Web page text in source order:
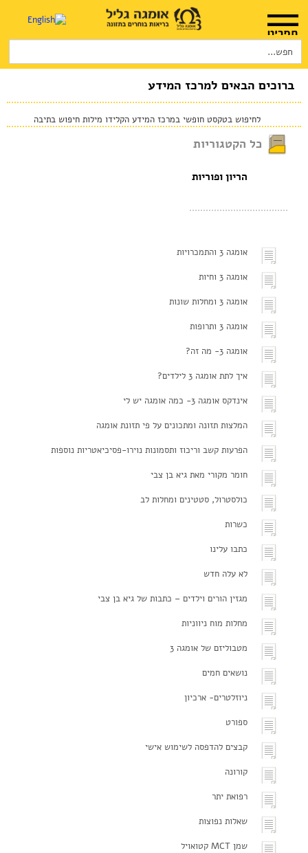
דף הבית
אודות
חנות
היכן להשיג
מרכז המידע
סדנאות והרצאות
צור קשר
הצהרת נגישות
Search
for:
ברוכים הבאים למרכז המידע
לחיפוש בטקסט חופשי במרכז המידע הקלידו מילות חיפוש בתיבה
כל הקטגוריות
הריון ופוריות
אומגה 3 והתמכרויות
אומגה 3 וחיות
אומגה 3 ומחלות שונות
אומגה 3 ותרופות
אומגה 3- מה זה?
איך לתת אומגה 3 לילדים?
אינדקס אומגה 3- כמה אומגה יש לי
המלצות תזונה ומתכונים על פי תזונת אומגה
הפרעות קשב וריכוז ותסמונות נוירו-פסיכיאטריות נוספות
חומר מקורי מאת גיא בן צבי
כולסטרול, סטטינים ומחלות לב
כשרות
כתבו עלינו
לא עלה חדש
מגזין הורים וילדים – כתבות של גיא בן צבי
מחלות מוח ניווניות
מטבוליזם של אומגה 3
נושאים חמים
ניוזלטרים- ארכיון
ספורט
קבצים להדפסה לשימוש אישי
קורונה
רפואת יתר
שאלות נפוצות
שמן MCT קטואויל